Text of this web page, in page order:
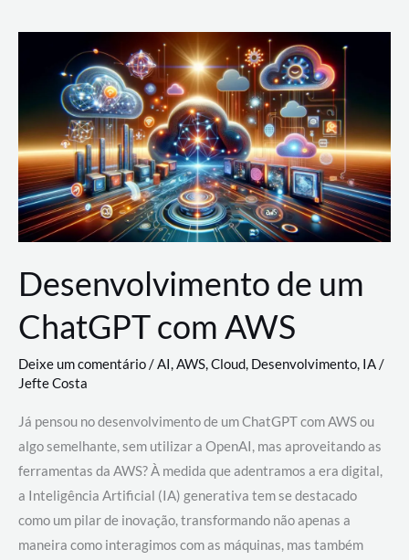
Nuvem:
Google
Cloud,
AWS
e
Azure
Desenvolvimento de um
ChatGPT com AWS
Deixe um comentário/AI,AWS,Cloud, Desenvolvimento, IA/
Jefte Costa
Já pensou no desenvolvimento de um ChatGPT com AWS ou
algo semelhante, sem utilizar a OpenAI, mas aproveitando as
ferramentas da AWS? À medida que adentramos a era digital,
a Inteligência Artificial (IA) generativa tem se destacado
como um pilar de inovação, transformando não apenas a
maneira como interagimos com as máquinas, mas também